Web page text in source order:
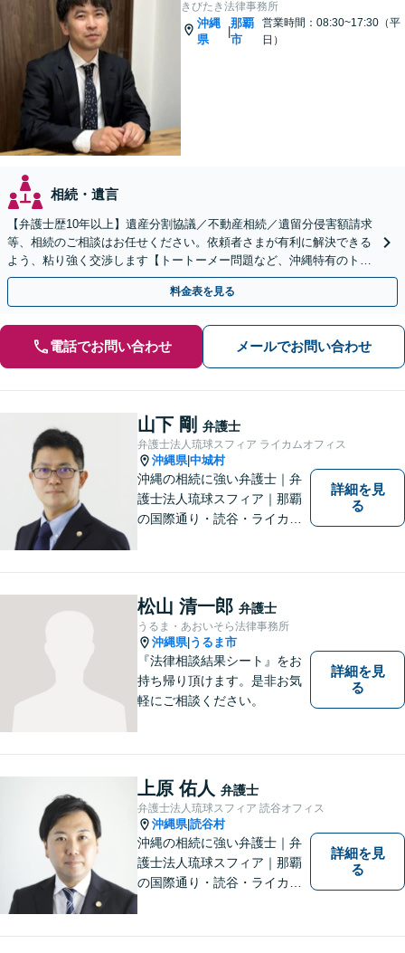
きびたき法律事務所
沖縄
県
|
那覇
市
営業時間：08:30~17:30（平
日）
相続・遺言
【弁護士歴10年以上】遺産分割協議／不動産相続／遺留分侵害額請求
等、相続のご相談はお任せください。依頼者さまが有利に解決できる
よう、粘り強く交渉します【トートーメー問題など、沖縄特有のトラ
ブルにも対応】【バス停「天久」2分】
料金表を見る
電話でお問い合わせ メールでお問い合わせ
山下 剛 弁護士
弁護士法人琉球スフィア ライカムオフィス
沖縄県|中城村
沖縄の相続に強い弁護士｜弁
護士法人琉球スフィア｜那覇
の国際通り・読谷・ライカム
知識の習得を心がけるだけで
はなく、一社会人として相談
者の心に寄り添っていける弁
護士でありたいと思っていま
す。
詳細を見
る
松山 清一郎 弁護士
うるま・あおいそら法律事務所
沖縄県| うるま市
『法律相談結果シート』をお
持ち帰り頂けます。是非お気
軽にご相談ください。
詳細を見
る
上原 佑人 弁護士
弁護士法人琉球スフィア 読谷オフィス
沖縄県|読谷村
沖縄の相続に強い弁護士｜弁
護士法人琉球スフィア｜那覇
の国際通り・読谷・ライカム
相続無料相談を実施｜お気軽
詳細を見
る